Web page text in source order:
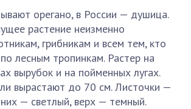
орегано, в России — душица.
растение неизменно
грибникам и всем тем, кто
лесным тропинкам. Растер на
вырубок и на пойменных лугах.
вырастают до 70 см. Листочки —
— светлый, верх — темный.